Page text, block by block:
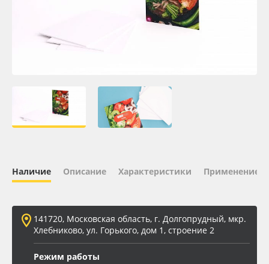
Orajet 3640
ПЭТ листовой
Вспененный ПВХ
Баннер
Заготовки для сувениров
Наличие Описание Характеристики Применение
141720, Московская область, г. Долгопрудный, мкр.
Хлебниково, ул. Горького, дом 1, строение 2
Режим работы